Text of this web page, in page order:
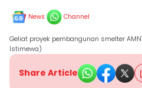
News Channel
Geliat proyek pembangunan smelter
Istimewa)
Share Article